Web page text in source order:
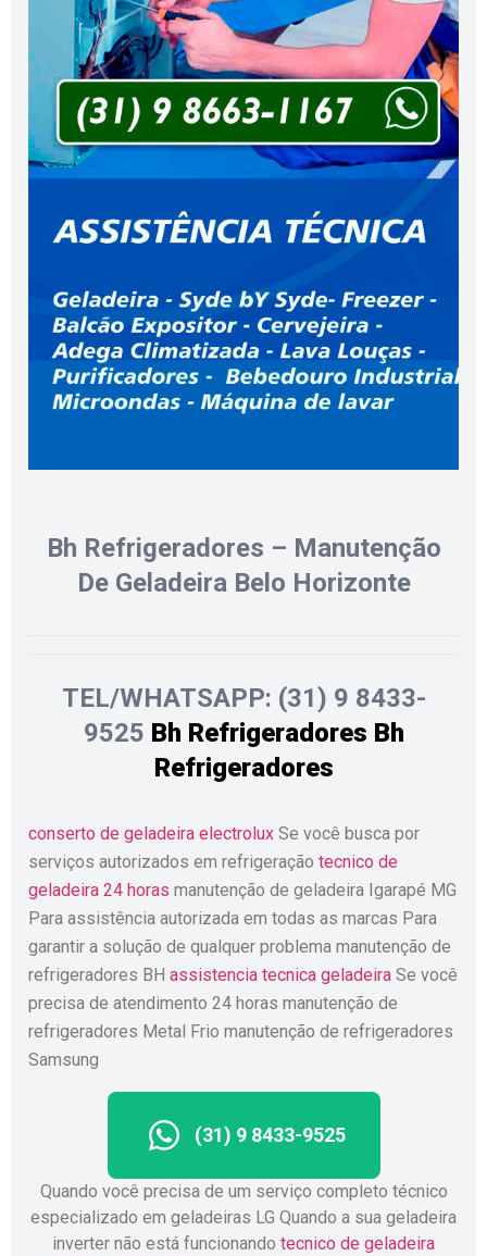
Bh Refrigeradores – Manutenção
De Geladeira Belo Horizonte
TEL/WHATSAPP: (31) 9 8433-
9525 Bh Refrigeradores Bh
Refrigeradores
conserto de geladeira electrolux Se você busca por
serviços autorizados em refrigeração tecnico de
geladeira 24 horas manutenção de geladeira Igarapé MG
Para assistência autorizada em todas as marcas Para
garantir a solução de qualquer problema manutenção de
refrigeradores BH assistencia tecnica geladeira Se você
precisa de atendimento 24 horas manutenção de
refrigeradores Metal Frio manutenção de refrigeradores
Samsung
(31) 9 8433-9525
Quando você precisa de um serviço completo técnico
especializado em geladeiras LG Quando a sua geladeira
inverter não está funcionando tecnico de geladeira